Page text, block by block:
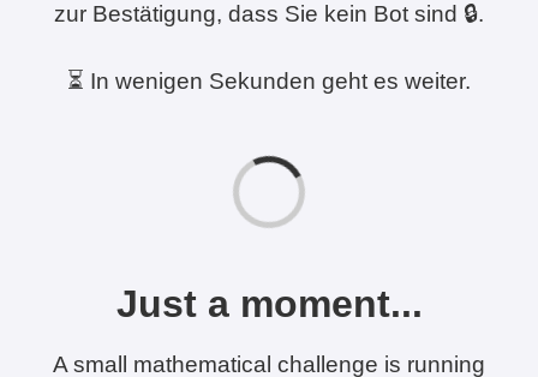
zur Bestätigung, dass Sie kein Bot sind 🔒.
⏳ In wenigen Sekunden geht es weiter.
Just a moment...
A small mathematical challenge is running